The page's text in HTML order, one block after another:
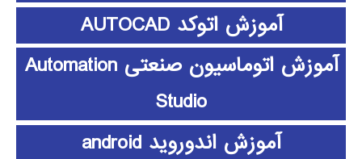
آموزش اتوکد AUTOCAD
آموزش اتوماسیون صنعتی Automation
Studio
آموزش اندوروید android